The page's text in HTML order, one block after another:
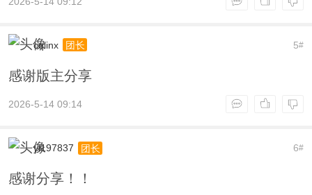
5#
cqlinx 团长
感谢版主分享
2026-5-14 09:14
6#
yl197837 团长
感谢分享！！